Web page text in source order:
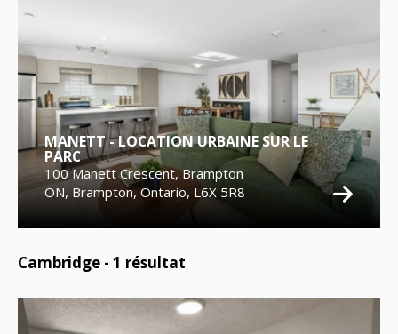
MANETT - LOCATION URBAINE SUR LE
PARC
100 Manett Crescent, Brampton
ON, Brampton, Ontario, L6X 5R8
Cambridge - 1 résultat